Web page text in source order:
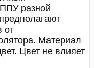
разной
от
Материал
Цвет не влияет